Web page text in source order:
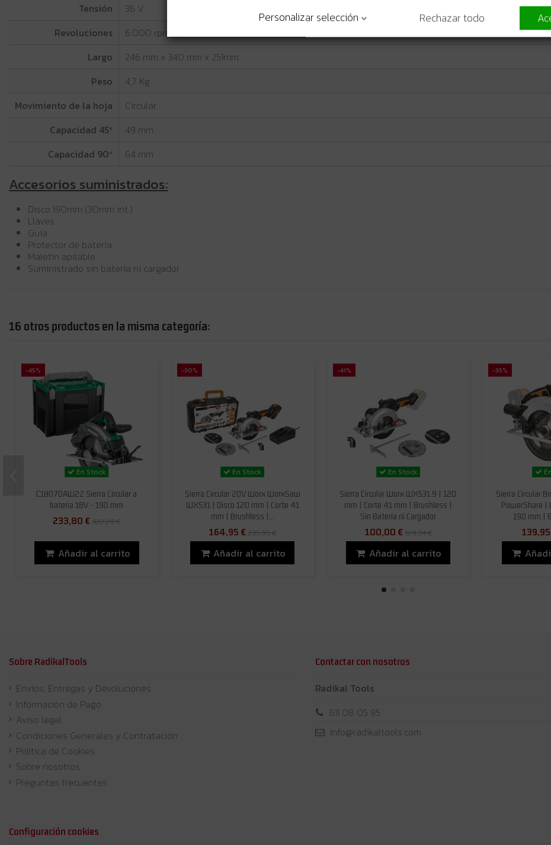
Tensión
36 V
Revoluciones
6.000 rpm
Largo
246 mm x 340 mm x 251mm
Peso
4,7 Kg
Movimiento de la hoja
Circular
Capacidad 45º
49 mm
Capacidad 90º
64 mm
Accesorios suministrados:
Disco 190mm (30mm int.)
Llaves
Guía
Protector de batería
Maletín apilable
Suministrado sin batería ni cargador
16 otros productos en la misma categoría:
-45%
En Stock
C1807DAW2Z Sierra Circular a
bateria 18V - 190 mm
233,80 € 422,29 €
Añadir al carrito
-30%
En Stock
Sierra Circular 20V Worx WorxSaw
WX531 | Disco 120 mm | Corte 41
mm | Brushless |...
164,95 €235,95 €
Añadir al carrito
-41%
En Stock
Sierra Circular Worx WX531.9 | 120
mm | Corte 41 mm | Brushless |
Sin Batería ni Cargador
100,00 €169,34 €
Añadir al carrito
-35%
Sierra Circular
PowerShare |
190 mm |
Sobre RadikalTools
Envíos, Entregas y Devoluciones
Información de Pago
Aviso legal
Condiciones Generales y Contratación
Política de Cookies
Sobre nosotros
Preguntas frecuentes
Contactar con nosotros
Radikal Tools
611 08 05 95
info@radikaltools.com
Configuración cookies
Personalizar selección Rechazar todo